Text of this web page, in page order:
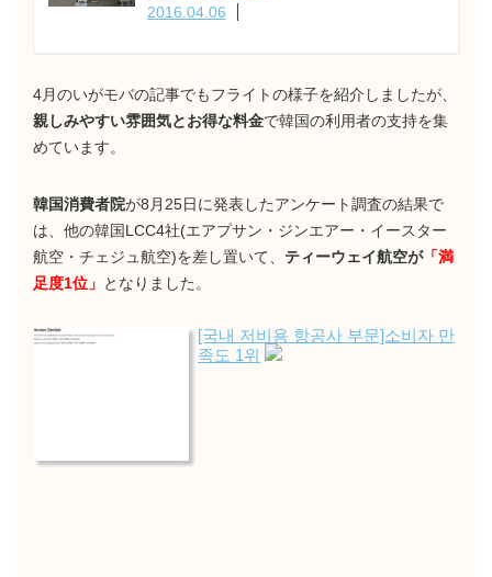
2016.04.06
4月のいがモバの記事でもフライトの様子を紹介しましたが、
親しみやすい雰囲気とお得な料金で韓国の利用者の支持を集
めています。
韓国消費者院が8月25日に発表したアンケート調査の結果で
は、他の韓国LCC4社(エアプサン・ジンエアー・イースター
航空・チェジュ航空)を差し置いて、 ティーウェイ航空が「満
足度1位」 となりました。
[국내 저비용 항공사 부문]소비자 만
족도 1위